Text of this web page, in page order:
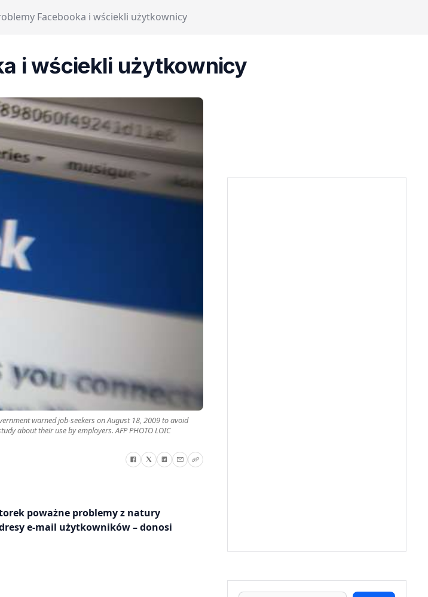
Facebooka i wściekli użytkownicy
i wściekli użytkownicy
warned job-seekers on August 18, 2009 to avoid
about their use by employers. AFP PHOTO LOIC
poważne problemy z natury
e-mail użytkowników – donosi